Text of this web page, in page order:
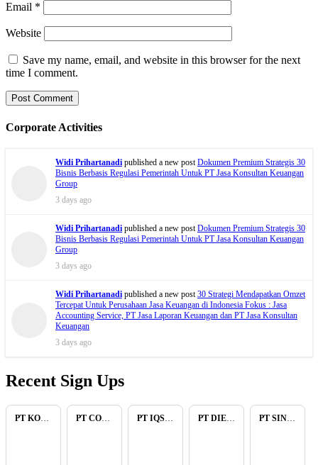
Email *
Website
Save my name, email, and website in this browser for the next
time I comment.
Corporate Activities
Widi Prihartanadi published a new postDokumen Premium Strategis 30
Bisnis Berbasis Regulasi Pemerintah Untuk PT Jasa Konsultan Keuangan
Group
3 days ago
Widi Prihartanadi published a new postDokumen Premium Strategis 30
Bisnis Berbasis Regulasi Pemerintah Untuk PT Jasa Konsultan Keuangan
Group
3 days ago
Widi Prihartanadi published a new post30 Strategi Mendapatkan Omzet
Tercepat Untuk Perusahaan Jasa Keuangan di Indonesia Fokus : Jasa
Accounting Service, PT Jasa Laporan Keuangan dan PT Jasa Konsultan
Keuangan
3 days ago
Recent Sign Ups